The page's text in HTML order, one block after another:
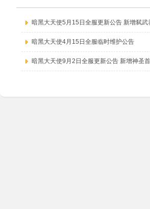
暗黑大天使5月15日全服更新公告 新增弑武
暗黑大天使4月15日全服临时维护公告
暗黑大天使9月2日全服更新公告 新增神圣